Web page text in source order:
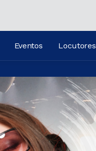
Eventos Locutores